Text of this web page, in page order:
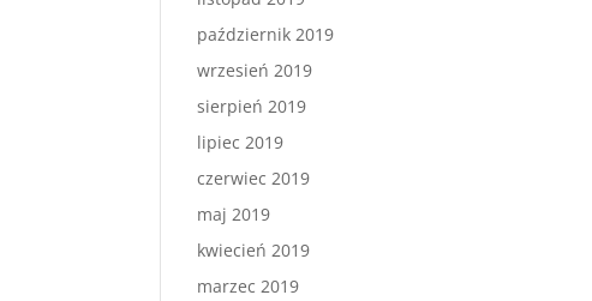
październik 2019
wrzesień 2019
sierpień 2019
lipiec 2019
czerwiec 2019
maj 2019
kwiecień 2019
marzec 2019